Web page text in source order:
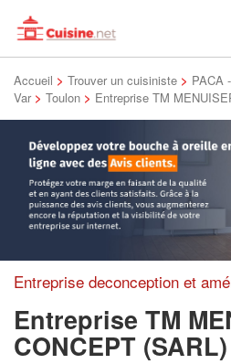
Accueil > Trouver un cuisiniste > PACA
Var > Toulon > Entreprise TM
Entreprise deconception et
Entreprise TM
CONCEPT (SARL)